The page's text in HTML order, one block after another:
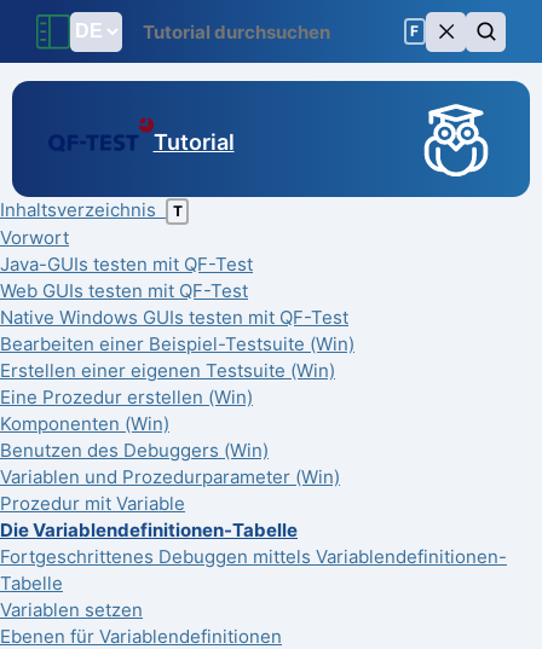
F
Tutorial
Inhaltsverzeichnis T
Vorwort
Java-GUIs testen mit QF-Test
Web GUIs testen mit QF-Test
Native Windows GUIs testen mit QF-Test
Bearbeiten einer Beispiel-Testsuite (Win)
Erstellen einer eigenen Testsuite (Win)
Eine Prozedur erstellen (Win)
Komponenten (Win)
Benutzen des Debuggers (Win)
Variablen und Prozedurparameter (Win)
Prozedur mit Variable
Die Variablendefinitionen-Tabelle
Fortgeschrittenes Debuggen mittels Variablendefinitionen-
Tabelle
Variablen setzen
Ebenen für Variablendefinitionen